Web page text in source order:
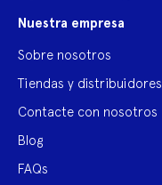
Nuestra empresa
Sobre nosotros
Tiendas y distribuidores
Contacte con nosotros
Blog
FAQs